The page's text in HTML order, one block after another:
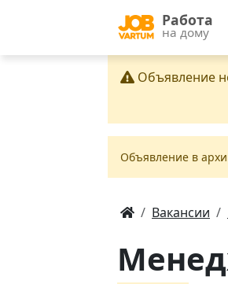
Работа
на дому
Объявление
Объявление в
Вакансии